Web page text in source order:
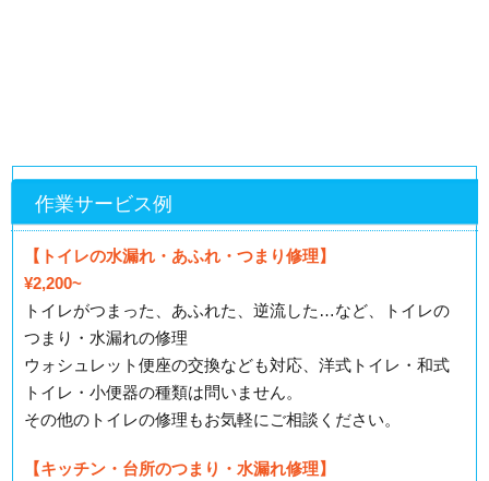
作業サービス例
【トイレの水漏れ・あふれ・つまり修理】
¥2,200~
トイレがつまった、あふれた、逆流した…など、トイレの
つまり・水漏れの修理
ウォシュレット便座の交換なども対応、洋式トイレ・和式
トイレ・小便器の種類は問いません。
その他のトイレの修理もお気軽にご相談ください。
【キッチン・台所のつまり・水漏れ修理】